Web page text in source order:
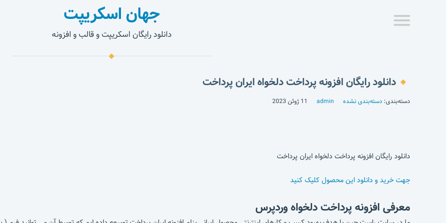
جهان اسکریپت
دانلود رایگان اسکریپت و قالب و افزونه
دانلود رایگان افزونه پرداخت دلخواه ایران پرداخت
دسته‌بندی: دسته‌بندی نشده admin 11 ژوئن 2023
دانلود رایگان افزونه پرداخت دلخواه ایران پرداخت
جهت خرید و دانلود این محصول کلیک کنید
معرفی افزونه پرداخت دلخواه وردپرس